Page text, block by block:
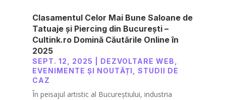
Clasamentul Celor Mai Bune Saloane de
Tatuaje și Piercing din București –
Cultink.ro Domină Căutările Online în
2025
SEPT. 12, 2025 DEZVOLTARE WEB
EVENIMENTE ȘI NOUTĂȚI
STUDII DE
CAZ
În peisajul artistic al Bucureștiului, industria